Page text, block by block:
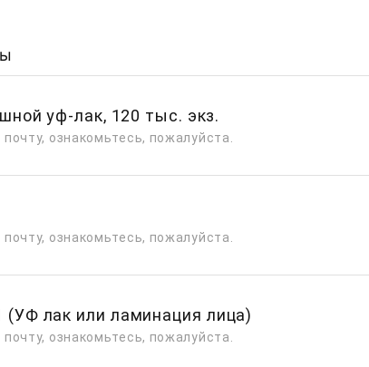
уф-лак, 120 тыс. экз.
ознакомьтесь, пожалуйста.
ознакомьтесь, пожалуйста.
лак или ламинация лица)
ознакомьтесь, пожалуйста.